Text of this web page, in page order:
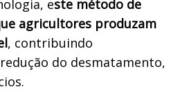
este método de
agricultores produzam
, contribuindo
do desmatamento,